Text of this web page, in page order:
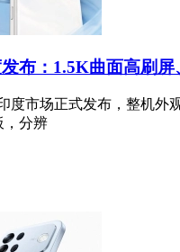
布：1.5K曲面高刷
度市场正式发布，整机外
，分辨